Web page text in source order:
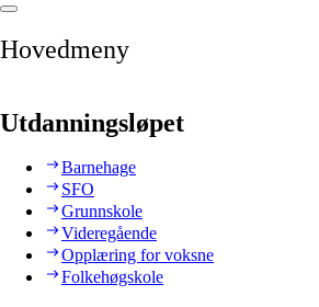
Hovedmeny
Utdanningsløpet
Barnehage
SFO
Grunnskole
Videregående
Opplæring for voksne
Folkehøgskole